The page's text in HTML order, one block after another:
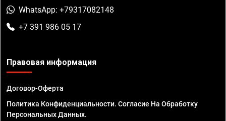
WhatsApp: +79317082148
+7 391 986 05 17
Правовая информация
Договор-Оферта
Политика Конфиденциальности. Согласие На Обработку
Персональных Данных.